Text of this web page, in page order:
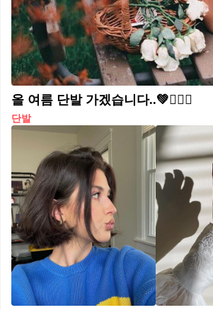
올 여름 단발 가겠습니다..💚💇🏻‍♀️
단발